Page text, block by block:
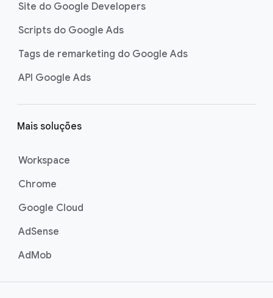
Site do Google Developers
Scripts do Google Ads
Tags de remarketing do Google Ads
API Google Ads
Mais soluções
Workspace
Chrome
Google Cloud
AdSense
AdMob